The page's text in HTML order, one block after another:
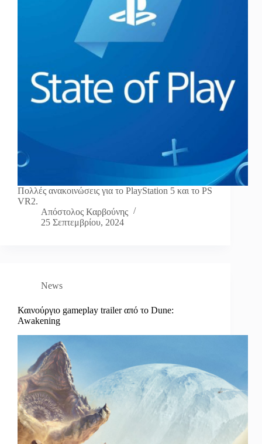
Πολλές ανακοινώσεις για το PlayStation 5 και το PS
VR2.
Απόστολος Καρβούνης
25 Σεπτεμβρίου, 2024
News
Καινούργιο gameplay trailer από το Dune:
Awakening